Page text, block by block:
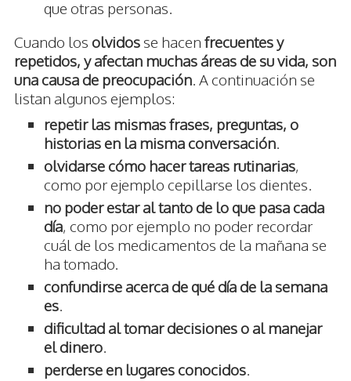
que otras personas.
Cuando los olvidosse hacen frecuentes y
repetidos, y afectan muchas áreas de su vida, son
una causa de preocupación. A continuación se
listan algunos ejemplos:
repetir las mismas frases, preguntas, o
historias en la misma conversación.
olvidarse cómo hacer tareas rutinarias,
como por ejemplo cepillarse los dientes.
no poder estar al tanto de lo que pasa cada
día, como por ejemplo no poder recordar
cuál de los medicamentos de la mañana se
ha tomado.
confundirse acerca de qué día de la semana
es.
dificultad al tomar decisiones o al manejar
el dinero.
perderse en lugares conocidos.